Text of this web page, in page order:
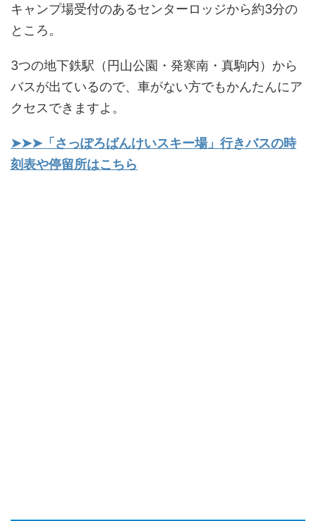
キャンプ場受付のあるセンターロッジから約3分の
ところ。
3つの地下鉄駅（円山公園・発寒南・真駒内）から
バスが出ているので、車がない方でもかんたんにア
クセスできますよ。
➤➤➤「さっぽろばんけいスキー場」行きバスの時
刻表や停留所はこちら